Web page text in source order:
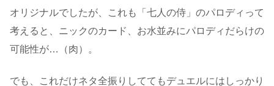
オリジナルでしたが、これも「七人の侍」のパロディって
考えると、ニックのカード、お水並みにパロディだらけの
可能性が…（肉）。
でも、これだけネタ全振りしててもデュエルにはしっかり